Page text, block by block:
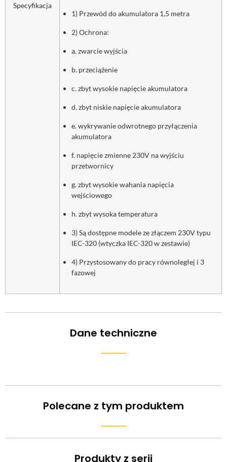
Specyfikacja
1) Przewód do akumulatora 1,5 metra
2) Ochrona:
a. zwarcie wyjścia
b. przeciążenie
c. zbyt wysokie napięcie akumulatora
d. zbyt niskie napięcie akumulatora
e. wykrywanie odwrotnego przyłączenia
akumulatora
f. napięcie zmienne 230V na wyjściu
przetwornicy
g. zbyt wysokie wahania napięcia
wejściowego
h. zbyt wysoka temperatura
3) Są dostępne modele ze złączem 230V typu
IEC-320 (wtyczka IEC-320 w zestawie)
4) Przystosowany do pracy równoległej i 3
fazowej
Dane techniczne
Polecane z tym produktem
Produkty z serii